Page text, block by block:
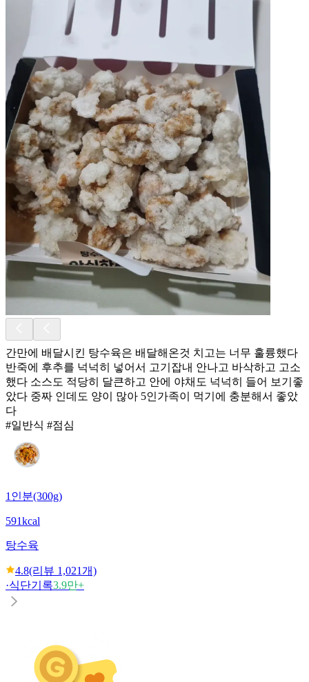
간만에 배달시킨 탕수육은 배달해온것 치고는 너무 훌륭했다
반죽에 후추를 넉넉히 넣어서 고기잡내 안나고 바삭하고 고소
했다 소스도 적당히 달큰하고 안에 야채도 넉넉히 들어 보기좋
았다 중짜 인데도 양이 많아 5인가족이 먹기에 충분해서 좋았
다
#일반식 #점심
1인분(300g)
591kcal
탕수육
4.8(리뷰 1,021개)
·식단기록3.9만+